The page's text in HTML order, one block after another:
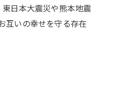
日本大震災や熊本地震
互いの幸せを守る存在